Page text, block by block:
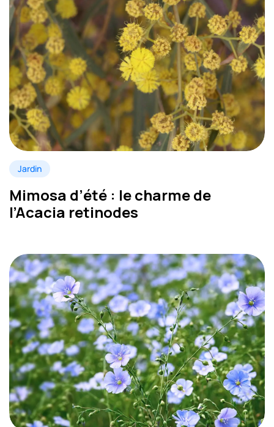
Jardin
Mimosa d’été : le charme de
l’Acacia retinodes